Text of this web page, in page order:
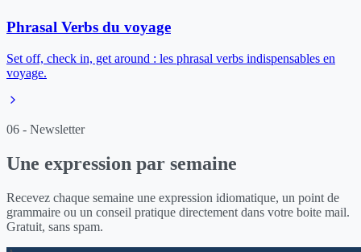
Phrasal Verbs du voyage
Set off, check in, get around : les phrasal verbs indispensables en
voyage.
06 - Newsletter
Une expression par semaine
Recevez chaque semaine une expression idiomatique, un point de
grammaire ou un conseil pratique directement dans votre boite mail.
Gratuit, sans spam.